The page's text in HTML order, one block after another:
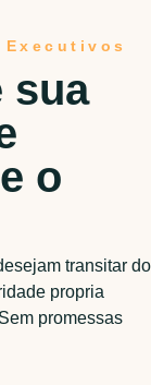
sua
o
transitar do
propria
promessas